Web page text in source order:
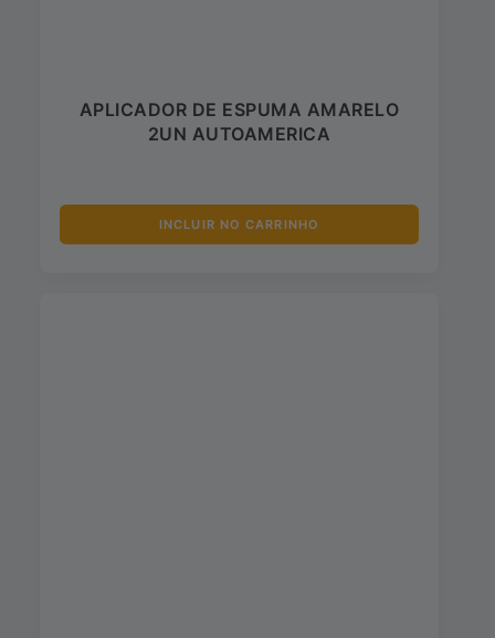
APLICADOR DE ESPUMA AMARELO
2UN AUTOAMERICA
INCLUIR NO CARRINHO